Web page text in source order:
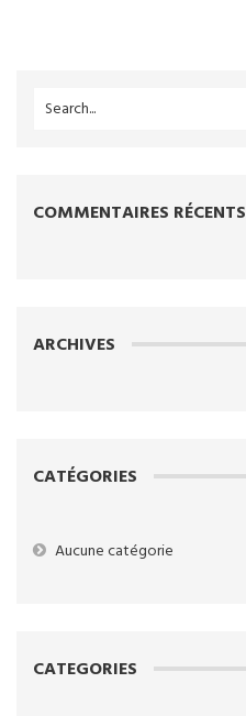
COMMENTAIRES RÉCENTS
ARCHIVES
CATÉGORIES
Aucune catégorie
CATEGORIES